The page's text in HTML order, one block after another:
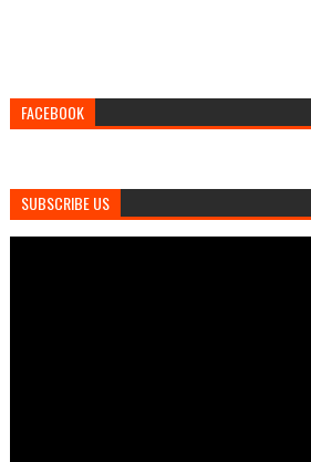
FACEBOOK
SUBSCRIBE US